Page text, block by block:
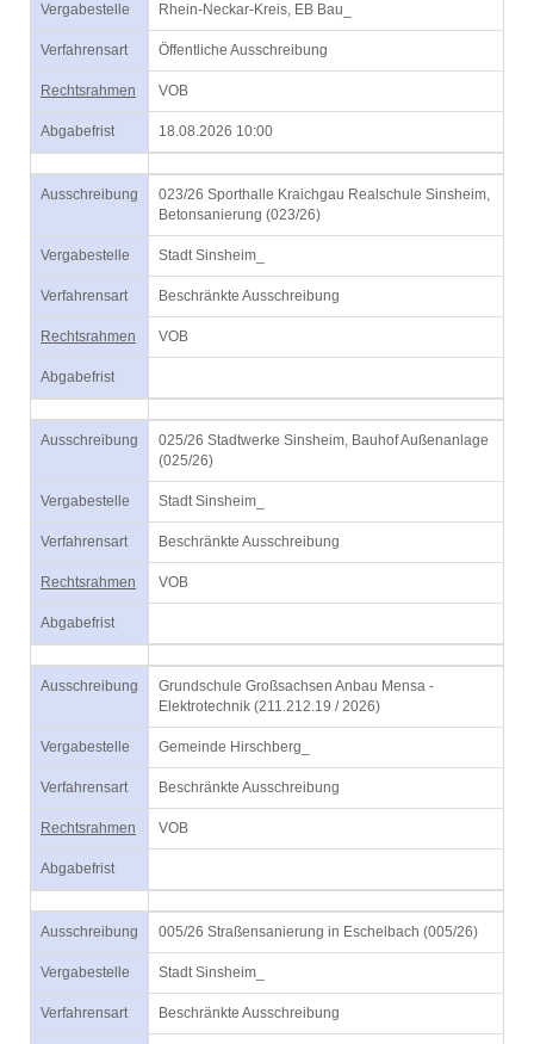
Vergabestelle Rhein-Neckar-Kreis, EB Bau_
Verfahrensart Öffentliche Ausschreibung
Rechtsrahmen VOB
Abgabefrist 18.08.2026 10:00
Ausschreibung
023/26 Sporthalle Kraichgau Realschule Sinsheim,
Betonsanierung (023/26)
Vergabestelle Stadt Sinsheim_
Verfahrensart Beschränkte Ausschreibung
Rechtsrahmen VOB
Abgabefrist
Ausschreibung
025/26 Stadtwerke Sinsheim, Bauhof Außenanlage
(025/26)
Vergabestelle Stadt Sinsheim_
Verfahrensart Beschränkte Ausschreibung
Rechtsrahmen VOB
Abgabefrist
Ausschreibung
Grundschule Großsachsen Anbau Mensa -
Elektrotechnik (211.212.19 / 2026)
Vergabestelle Gemeinde Hirschberg_
Verfahrensart Beschränkte Ausschreibung
Rechtsrahmen VOB
Abgabefrist
Ausschreibung 005/26 Straßensanierung in Eschelbach (005/26)
Vergabestelle Stadt Sinsheim_
Verfahrensart Beschränkte Ausschreibung